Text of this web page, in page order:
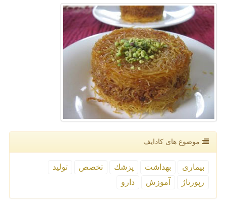
موضوع های كادایف
بیماری بهداشت پزشك تخصص
تولید
رپورتاژ
آموزش دارو